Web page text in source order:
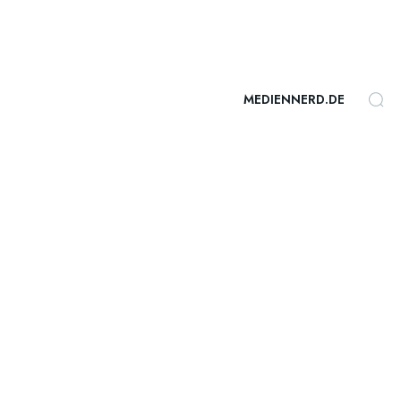
MEDIENNERD.DE